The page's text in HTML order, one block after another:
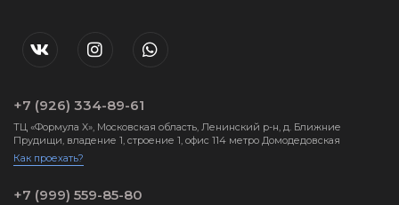
+7 (926) 334-89-61
ТЦ «Формула X», Московская область, Ленинский р-н, д. Ближние
Прудищи, владение 1, строение 1, офис 114 метро Домодедовская
Как проехать?
+7 (999) 559-85-80